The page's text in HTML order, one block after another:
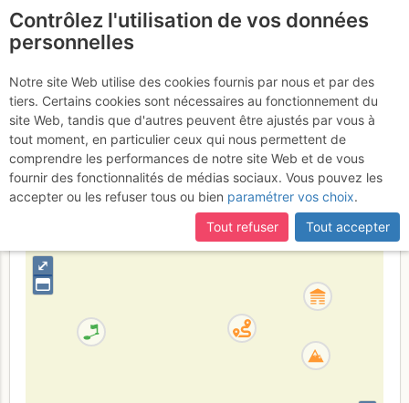
certaines pages ne sont plus accessibles, manquantes ou
incomplètes, déconnectez-vous puis reconnectez-vous à votre
compte sur le site.
Ben Nevis : Carn
Dearg Cascade
Royaume-Uni Écosse
⤢
Contrôlez l'utilisation de vos données
personnelles
Notre site Web utilise des cookies fournis par nous et par des
tiers. Certains cookies sont nécessaires au fonctionnement du
site Web, tandis que d'autres peuvent être ajustés par vous à
tout moment, en particulier ceux qui nous permettent de
comprendre les performances de notre site Web et de vous
fournir des fonctionnalités de médias sociaux. Vous pouvez les
accepter ou les refuser tous ou bien paramétrer vos choix.
Tout refuser
Tout accepter